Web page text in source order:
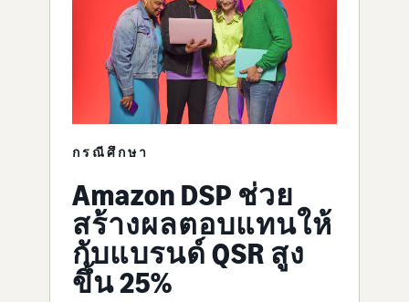
กรณีศึกษา
Amazon DSP ช่วย
สร้างผลตอบแทนให้
กับแบรนด์ QSR สูง
ขึ้น 25%